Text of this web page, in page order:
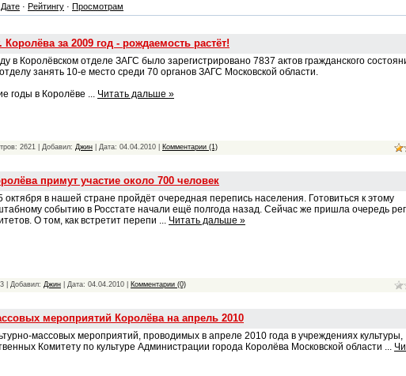
Дате · Рейтингу · Просмотрам
Королёва за 2009 год - рождаемость растёт!
в Королёвском отделе ЗАГС было зарегистрировано 7837 актов гражданского
занять 10-е место среди 70 органов ЗАГС Московской области.
годы в Королёве ... Читать дальше »
2621 | Добавил: Джин | Дата: 04.04.2010 Комментарии (1)
примут участие около 700 человек
в нашей стране пройдёт очередная перепись населения. Готовиться к этому
событию в Росстате начали ещё полгода назад. Сейчас же пришла очередь
О том, как встретит перепи ... Читать дальше »
| Добавил: Джин | Дата: 04.04.2010 Комментарии (0)
мероприятий Королёва на апрель 2010
массовых мероприятий, проводимых в апреле 2010 года в учреждениях культуры,
Комитету по культуре Администрации города Королёва Московской области ...